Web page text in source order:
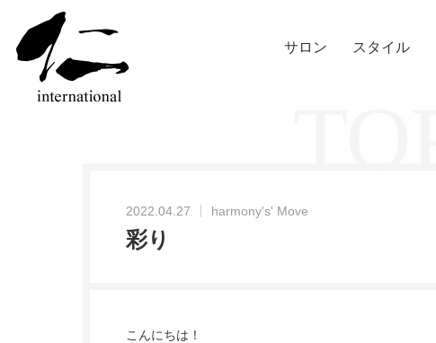
サロン スタイル
2022.04.27 harmony's' Move
彩り
こんにちは！